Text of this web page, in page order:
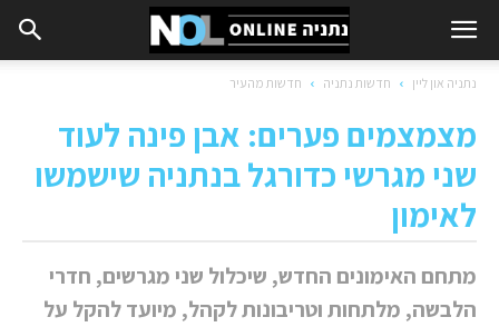
נתניה און ליין חדשות נתניה חדשות מהעיר
מצמצמים פערים: אבן פינה לעוד
שני מגרשי כדורגל בנתניה שישמשו
לאימון
מתחם האימונים החדש, שיכלול שני מגרשים, חדרי
הלבשה, מלתחות וטריבונות לקהל, מיועד להקל על